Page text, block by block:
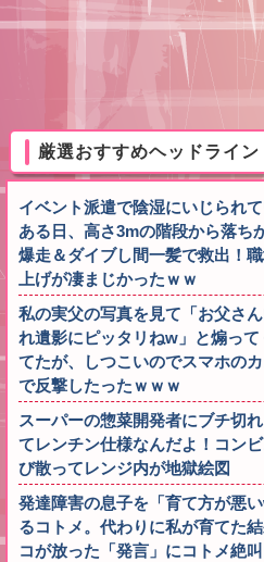
厳選おすすめヘッドライン
イベント派遣で陰湿にいじられ
ある日、高さ3mの階段から落ち
爆走＆ダイブし間一髪で救出！
上げが凄まじかったｗｗ
私の実父の写真を見て「お父さ
れ遺影にピッタリねw」と煽っ
てたが、しつこいのでスマホの
で反撃したったｗｗｗ
スーパーの惣菜開発者にブチ切
てレンチン仕様なんだよ！コン
び散ってレンジ内が地獄絵図
発達障害の息子を「育て方が悪
るコトメ。代わりに私が育てた
コが放った「発言」にコトメ絶